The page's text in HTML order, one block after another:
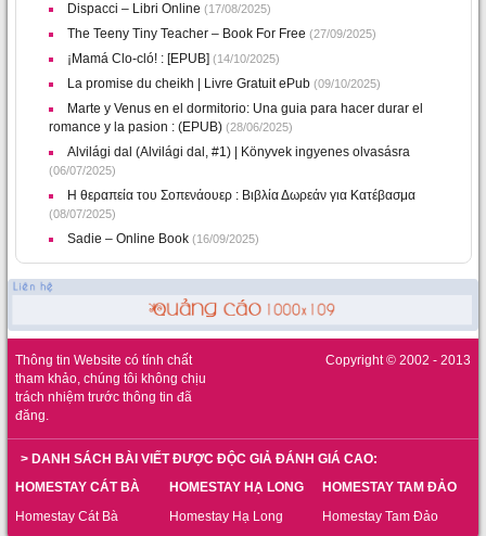
Dispacci – Libri Online (17/08/2025)
The Teeny Tiny Teacher – Book For Free (27/09/2025)
¡Mamá Clo-cló! : [EPUB] (14/10/2025)
La promise du cheikh | Livre Gratuit ePub (09/10/2025)
Marte y Venus en el dormitorio: Una guia para hacer durar el
romance y la pasion : (EPUB) (28/06/2025)
Alvilági dal (Alvilági dal, #1) | Könyvek ingyenes olvasásra
(06/07/2025)
Η θεραπεία του Σοπενάουερ : Βιβλία Δωρεάν για Κατέβασμα
(08/07/2025)
Sadie – Online Book (16/09/2025)
Thông tin Website có tính chất
tham khảo, chúng tôi không chịu
trách nhiệm trước thông tin đã
đăng.
Copyright © 2002 - 2013
> DANH SÁCH BÀI VIẾT ĐƯỢC ĐỘC GIẢ ĐÁNH GIÁ CAO:
HOMESTAY CÁT BÀ
Homestay Cát Bà
HOMESTAY HẠ LONG
Homestay Hạ Long
HOMESTAY TAM ĐẢO
Homestay Tam Đảo